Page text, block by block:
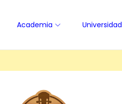
Academia Universidad